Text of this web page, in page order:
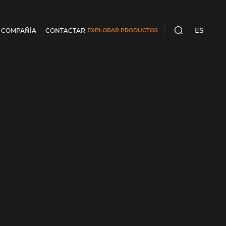
COMPAÑÍA CONTACTAR EXPLORAR PRODUCTOS BUSCAES